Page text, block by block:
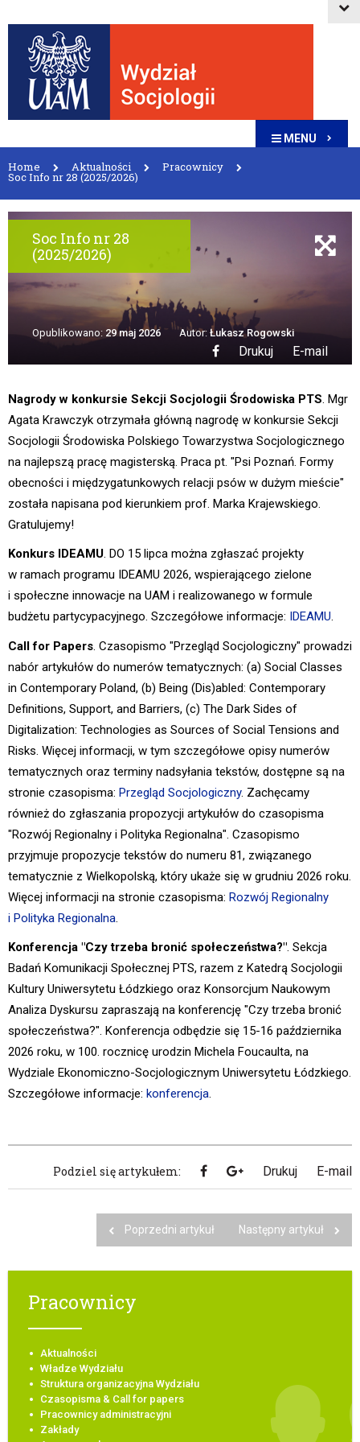
MENU
Home Aktualności Pracownicy
Soc Info nr 28 (2025/2026)
Soc Info nr 28
(2025/2026)
Drukuj E-mail
Opublikowano: 29 maj 2026 Autor: Łukasz Rogowski
Nagrody w konkursie Sekcji Socjologii Środowiska PTS . Mgr
Agata Krawczyk otrzymała główną nagrodę w konkursie Sekcji
Socjologii Środowiska Polskiego Towarzystwa Socjologicznego
na najlepszą pracę magisterską. Praca pt. "Psi Poznań. Formy
obecności i międzygatunkowych relacji psów w dużym mieście"
została napisana pod kierunkiem prof. Marka Krajewskiego.
Gratulujemy!
Konkurs IDEAMU. DO 15 lipca można zgłaszać projekty
w ramach programu IDEAMU 2026, wspierającego zielone
i społeczne innowacje na UAM i realizowanego w formule
budżetu partycypacyjnego. Szczegółowe informacje: IDEAMU.
Call for Papers . Czasopismo "Przegląd Socjologiczny" prowadzi
nabór artykułów do numerów tematycznych: (a) Social Classes
in Contemporary Poland, (b) Being (Dis)abled: Contemporary
Definitions, Support, and Barriers, (c) The Dark Sides of
Digitalization: Technologies as Sources of Social Tensions and
Risks. Więcej informacji, w tym szczegółowe opisy numerów
tematycznych oraz terminy nadsyłania tekstów, dostępne są na
stronie czasopisma: Przegląd Socjologiczny. Zachęcamy
również do zgłaszania propozycji artykułów do czasopisma
"Rozwój Regionalny i Polityka Regionalna". Czasopismo
przyjmuje propozycje tekstów do numeru 81, związanego
tematycznie z Wielkopolską, który ukaże się w grudniu 2026 roku.
Więcej informacji na stronie czasopisma: Rozwój Regionalny
i Polityka Regionalna
Konferencja "Czy trzeba bronić społeczeństwa?". Sekcja
Badań Komunikacji Społecznej PTS, razem z Katedrą Socjologii
Kultury Uniwersytetu Łódzkiego oraz Konsorcjum Naukowym
Analiza Dyskursu zapraszają na konferencję "Czy trzeba bronić
społeczeństwa?". Konferencja odbędzie się 15-16 października
2026 roku, w 100. rocznicę urodzin Michela Foucaulta, na
Wydziale Ekonomiczno-Socjologicznym Uniwersytetu Łódzkiego.
Szczegółowe informacje: konferencja.
Podziel się artykułem: Drukuj E-mail
Poprzedni artykuł Następny artykuł
Pracownicy
Aktualności
Władze Wydziału
Struktura organizacyjna Wydziału
Czasopisma & Call for papers
Pracownicy administracyjni
Zakłady